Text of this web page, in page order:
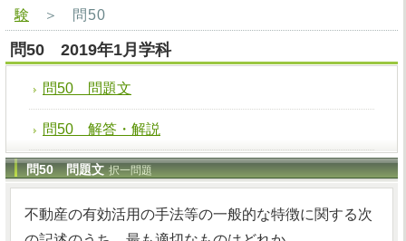
験 ＞ 問50
問50 2019年1月学科
問50 問題文
問50 解答・解説
問50 問題文 択一問題
不動産の有効活用の手法等の一般的な特徴に関する次